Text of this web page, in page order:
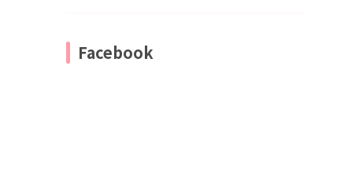
Facebook